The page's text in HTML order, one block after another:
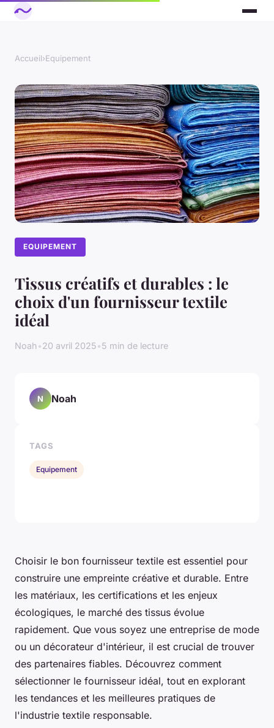
Accueil›Equipement
EQUIPEMENT
Tissus créatifs et durables : le
choix d'un fournisseur textile
idéal
Noah•20 avril 2025•5 min de lecture
Choisir le bon fournisseur textile est essentiel pour
construire une empreinte créative et durable. Entre
les matériaux, les certifications et les enjeux
écologiques, le marché des tissus évolue
rapidement. Que vous soyez une entreprise de mode
ou un décorateur d'intérieur, il est crucial de trouver
des partenaires fiables. Découvrez comment
sélectionner le fournisseur idéal, tout en explorant
les tendances et les meilleures pratiques de
l'industrie textile responsable.
N Noah
TAGS
Equipement